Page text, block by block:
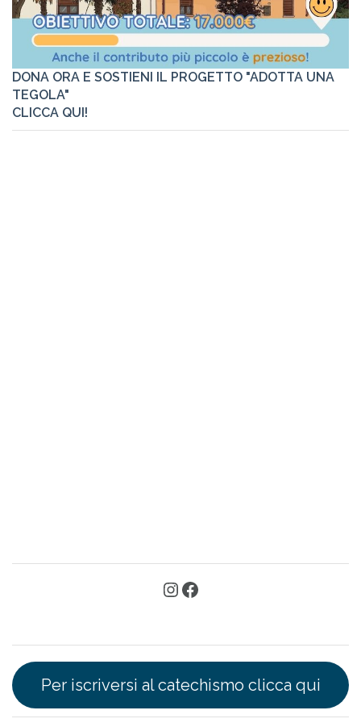
DONA ORA E SOSTIENI IL PROGETTO "ADOTTA UNA
TEGOLA"
CLICCA QUI!
Per iscriversi al catechismo clicca qui